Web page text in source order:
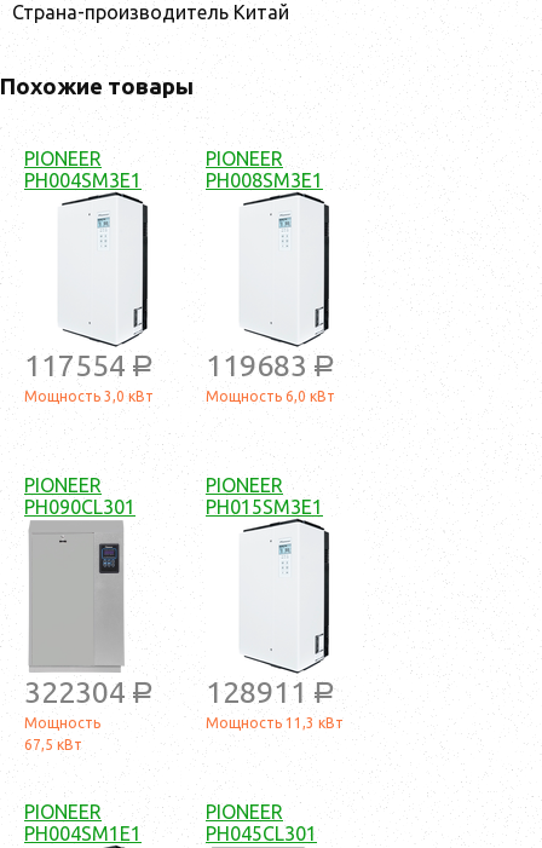
Страна-производитель Китай
Похожие товары
PIONEER
PH004SM3E1
117554 a
Мощность 3,0 кВт
PIONEER
PH008SM3E1
119683 a
Мощность 6,0 кВт
PIONEER
PH090CL301
322304 a
Мощность
67,5 кВт
PIONEER
PH015SM3E1
128911 a
Мощность 11,3 кВт
PIONEER
PH004SM1E1
PIONEER
PH045CL301